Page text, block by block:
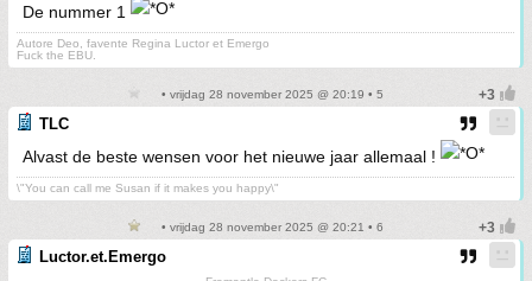
De nummer 1
Autore Deo, favente Regina Luctor et Emergo
Fuck the EBU.
• vrijdag 28 november 2025 @ 20:19 • 5
TLC
Alvast de beste wensen voor het nieuwe jaar allemaal !
\"You can call me Susan if it makes you happy\"
• vrijdag 28 november 2025 @ 20:21 • 6
Luctor.et.Emergo